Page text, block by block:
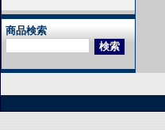
商品検索